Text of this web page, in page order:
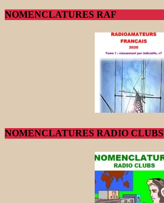
NOMENCLATURES RAF
NOMENCLATURES RADIO CLUBS